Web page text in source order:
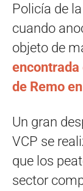
Policía de
cuando
objeto de
encontrada
de Remo
Un gran
VCP se
que los
sector